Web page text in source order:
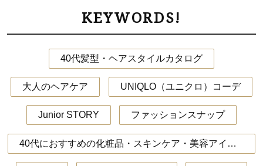
KEYWORDS!
40代髪型・ヘアスタイルカタログ
大人のヘアケア UNIQLO（ユニクロ）コーデ
Junior STORY ファッションスナップ
40代におすすめの化粧品・スキンケア・美容アイテム